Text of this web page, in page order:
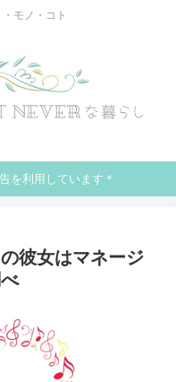
モノ・コト
を利用しています＊
彼女はマネージ